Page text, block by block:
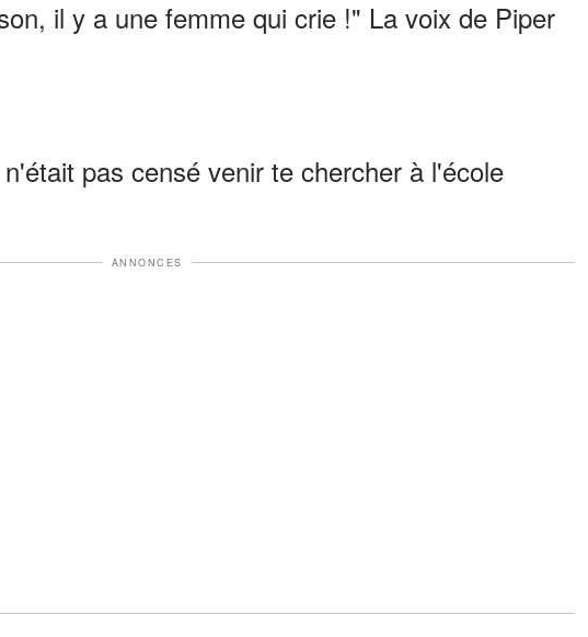
il y a une femme qui crie !" La voix de Piper
pas censé venir te chercher à l'école
ANNONCES